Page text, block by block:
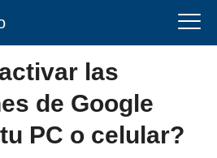
las
de Google
PC o celular?